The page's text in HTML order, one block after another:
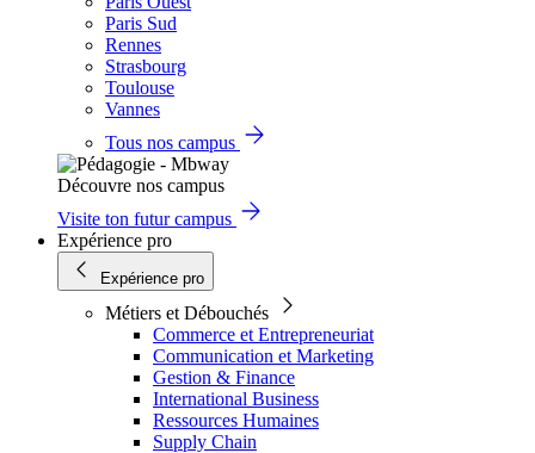
Paris Sud
Rennes
Strasbourg
Toulouse
Vannes
Tous nos campus
Découvre nos campus
Visite ton futur campus
Expérience pro
Expérience pro
Métiers et Débouchés
Commerce et Entrepreneuriat
Communication et Marketing
Gestion & Finance
International Business
Ressources Humaines
Supply Chain